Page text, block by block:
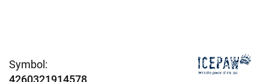
Symbol:
4260321914578